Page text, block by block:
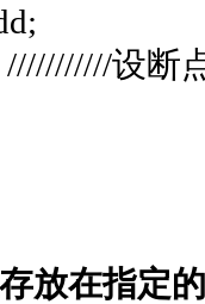
设断
放在指定